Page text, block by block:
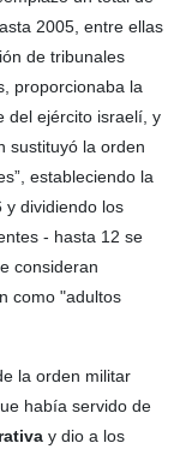
2005, entre ellas
de tribunales
proporcionaba la
del ejército israelí, y
sustituyó la orden
estableciendo la
y dividiendo los
- hasta 12 se
consideran
como "adultos
la orden militar
había servido de
y dio a los